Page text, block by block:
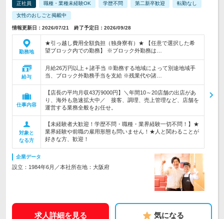
正社員 職種・業種未経験OK 学歴不問 第二新卒歓迎 転勤なし
女性のおしごと掲載中
情報更新日：2026/07/21 終了予定日：2026/09/28
勤務地
★引っ越し費用全額負担（独身寮有）★ 【任意で選択した希
望ブロック内での勤務】 ※ブロック外勤務は…
給与
月給26万円以上＋諸手当 ※勤務する地域によって別途地域手
当、ブロック外勤務手当を支給 ※残業代や諸…
仕事内容
【店長の平均月収43万9000円】＼年間10～20店舗の出店があ
り、海外も急速拡大中／ 接客、調理、売上管理など、店舗を
運営する業務全般をお任せ。
対象と
なる方
【未経験者大歓迎！学歴不問・職種・業界経験一切不問！】★
業界経験や前職の雇用形態も問いません！★人と関わることが
好きな方、歓迎！
企業データ
設立：1984年6月／本社所在地：大阪府
求人詳細を見る 気になる